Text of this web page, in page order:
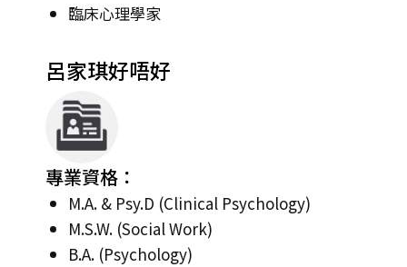
臨床心理學家
呂家琪好唔好
專業資格：
M.A. & Psy.D (Clinical Psychology)
M.S.W. (Social Work)
B.A. (Psychology)